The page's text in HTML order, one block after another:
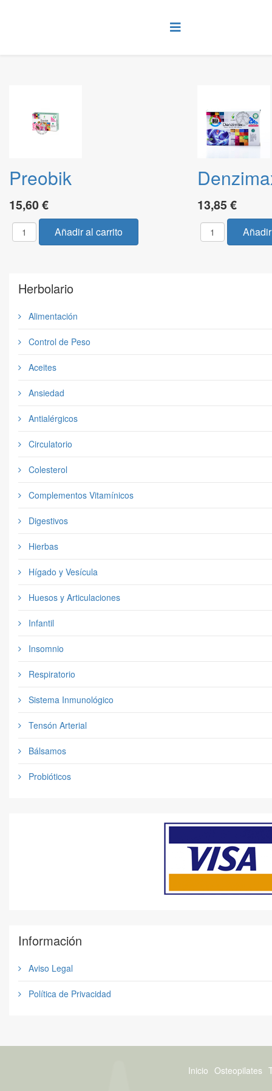
Preobik
15,60 € 13,85 €
Herbolario
Alimentación
Control de Peso
Aceites
Ansiedad
Antialérgicos
Circulatorio
Colesterol
Complementos Vitamínicos
Digestivos
Hierbas
Hígado y Vesícula
Huesos y Articulaciones
Infantil
Insomnio
Respiratorio
Sistema Inmunológico
Tensón Arterial
Bálsamos
Probióticos
Información
Aviso Legal
Política de Privacidad
Inicio Osteopilates